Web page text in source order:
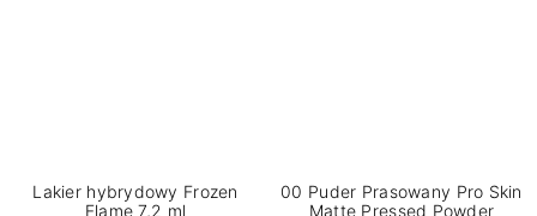
Lakier hybrydowy Frozen
Flame 7,2 ml
00 Puder Prasowany Pro Skin
Matte Pressed Powder